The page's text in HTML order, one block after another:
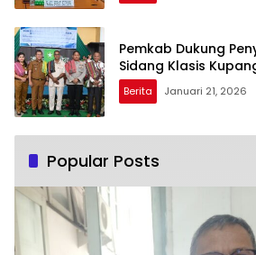
Pemkab Dukung
Sidang Klasis
Berita Januari 21, 2026
Popular Posts